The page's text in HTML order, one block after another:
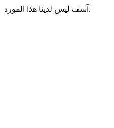
آسف ليس لدينا هذا المورد.